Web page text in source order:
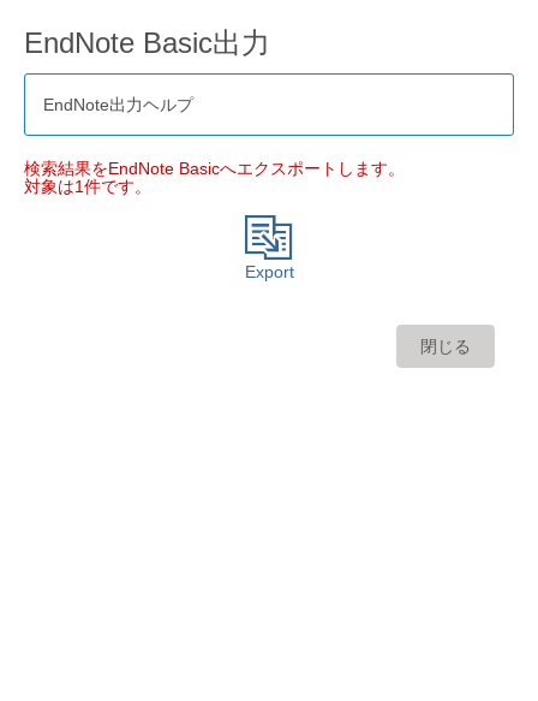
EndNote Basic出力
EndNote出力ヘルプ
検索結果をEndNote Basicへエクスポートします。
対象は1件です。
Export